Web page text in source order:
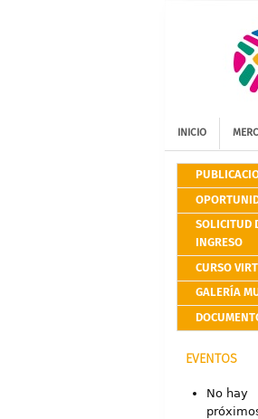
INICIO
SOLICITUD
INGRESO
CURSO
GALERÍA
EVENTOS
No hay